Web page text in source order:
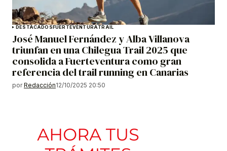
DESTACADOSFUERTEVENTURATRAIL
José Manuel Fernández y Alba Villanova
triunfan en una Chilegua Trail 2025 que
consolida a Fuerteventura como gran
referencia del trail running en Canarias
por Redacción12/10/2025 20:50